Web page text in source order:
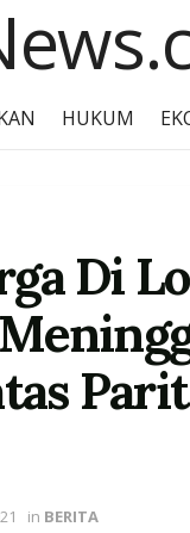
HUKUM
Di
in BERITA